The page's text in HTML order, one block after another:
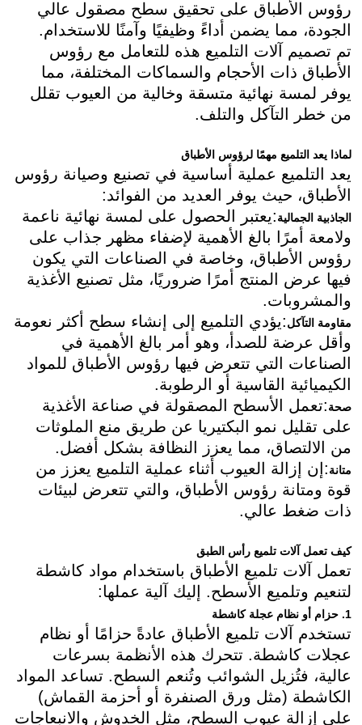
رؤوس الأطباق على تحقيق سطح مصقول عالي
الجودة، مما يضمن أداءً وظيفيًا وآمنًا للاستخدام.
تم تصميم آلات التلميع هذه للتعامل مع رؤوس
الأطباق ذات الأحجام والسماكات المختلفة، مما
يوفر لمسة نهائية متسقة وخالية من العيوب تقلل
من خطر التآكل والتلف.
لماذا يعد التلميع مهمًا لرؤوس الأطباق
يعد التلميع عملية أساسية في تصنيع وصيانة رؤوس
الأطباق، حيث يوفر العديد من الفوائد:
الجاذبية الجمالية:يعتبر الحصول على لمسة نهائية ناعمة
ولامعة أمرًا بالغ الأهمية لإضفاء مظهر جذاب على
رؤوس الأطباق، وخاصة في الصناعات التي يكون
فيها عرض المنتج أمرًا ضروريًا، مثل تصنيع الأغذية
والمشروبات.
مقاومة التآكل:يؤدي التلميع إلى إنشاء سطح أكثر نعومة
وأقل عرضة للصدأ، وهو أمر بالغ الأهمية في
الصناعات التي تتعرض فيها رؤوس الأطباق للمواد
الكيميائية القاسية أو الرطوبة.
صحة:تعمل الأسطح المصقولة في صناعة الأغذية
على تقليل نمو البكتيريا عن طريق منع الملوثات
من الالتصاق، مما يعزز النظافة بشكل أفضل.
متانة:إن إزالة العيوب أثناء عملية التلميع يعزز من
قوة ومتانة رؤوس الأطباق، والتي تتعرض لبيئات
ذات ضغط عالي.
كيف تعمل آلات تلميع رأس الطبق
تعمل آلات تلميع الأطباق باستخدام مواد كاشطة
لتنعيم وتلميع الأسطح. إليك آلية عملها:
1. حزام أو نظام عجلة كاشطة
تستخدم آلات تلميع الأطباق عادةً حزامًا أو نظام
عجلات كاشطة. تتحرك هذه الأنظمة بسرعات
عالية، فتُزيل الشوائب وتُنعم السطح. تساعد المواد
الكاشطة (مثل ورق الصنفرة أو أحزمة القماش)
على إزالة عيوب السطح، مثل الخدوش والانبعاجات